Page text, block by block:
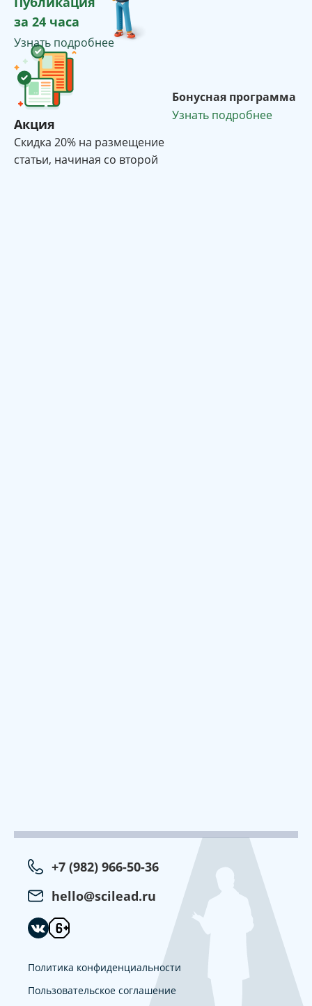
за 24 часа
Узнать подробнее
Акция
Cкидка 20% на размещение
статьи, начиная со второй
Бонусная программа
Узнать подробнее
+7 (982) 966-50-36
hello@scilead.ru
Политика конфиденциальности
Пользовательское соглашение